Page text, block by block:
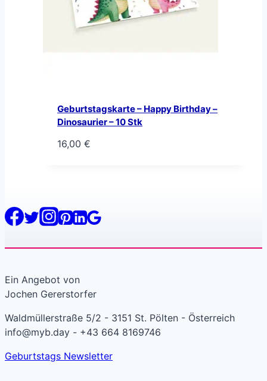
Geburtstagskarte – Happy Birthday –
Dinosaurier – 10 Stk
16,00 €
Ein Angebot von
Jochen Gererstorfer
Waldmüllerstraße 5/2 - 3151 St. Pölten - Österreich
info@myb.day - +43 664 8169746
Geburtstags Newsletter